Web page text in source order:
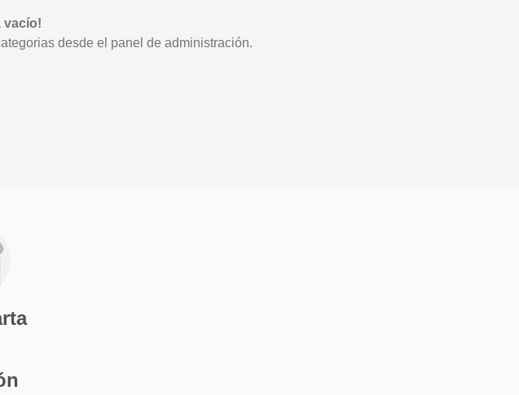
vacío!
desde el panel de administración.